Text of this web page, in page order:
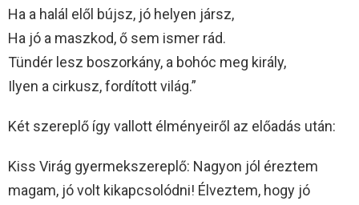
Ha a halál elől bújsz, jó helyen jársz,
Ha jó a maszkod, ő sem ismer rád.
Tündér lesz boszorkány, a bohóc meg király,
Ilyen a cirkusz, fordított világ.”
Két szereplő így vallott élményeiről az előadás után:
Kiss Virág gyermekszereplő: Nagyon jól éreztem
magam, jó volt kikapcsolódni! Élveztem, hogy jó